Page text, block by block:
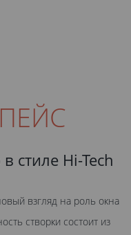
стиле Hi-Tech
взгляд на роль окна
створки состоит из